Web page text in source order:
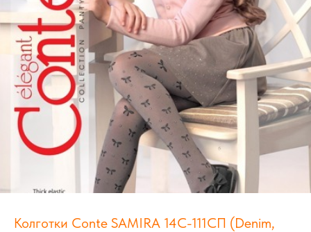
Колготки Conte SAMIRA 14С-111СП (Denim,